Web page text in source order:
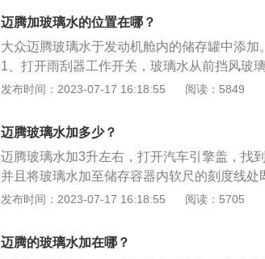
用，只需按照说明书上的指示操作即可。汽车
此选择稀释玻璃水的容器用1.25L到1.5L即可
侧有个水壶，盖上带着前挡喷水标识的就是
X刻度线。
去跑两圈。等发动机热温度上升，冻住的玻璃
光最充足时，把车子开到太阳底下，打开引
害，一会就能化开。3、用一些辅助工具，例
迈腾加玻璃水的位置在哪？
大众迈腾玻璃水于发动机舱内的储存罐中添加
1、打开雨刮器工作开关，玻璃水从前挡风玻
出后，在玻璃水加注口处加入少量新的玻璃水
入4升玻璃水，加注过程到此结束，完成后盖
发布时间：2023-07-17 16:18:55 阅读：5849
迈腾玻璃水加多少？
迈腾玻璃水加3升左右，打开汽车引擎盖，找
并且将玻璃水加至储存容器内软尺的刻度线处
其车身长宽高分别是：4865mm、1832mm、
独立悬架，其搭载了1.4l涡轮增压发动机，最
发布时间：2023-07-17 16:18:55 阅读：5705
迈腾的玻璃水加在哪？